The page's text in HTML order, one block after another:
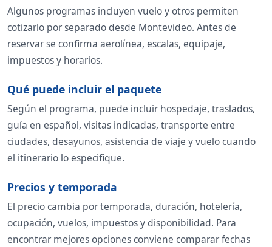
Algunos programas incluyen vuelo y otros permiten
cotizarlo por separado desde Montevideo. Antes de
reservar se confirma aerolínea, escalas, equipaje,
impuestos y horarios.
Qué puede incluir el paquete
Según el programa, puede incluir hospedaje, traslados,
guía en español, visitas indicadas, transporte entre
ciudades, desayunos, asistencia de viaje y vuelo cuando
el itinerario lo especifique.
Precios y temporada
El precio cambia por temporada, duración, hotelería,
ocupación, vuelos, impuestos y disponibilidad. Para
encontrar mejores opciones conviene comparar fechas